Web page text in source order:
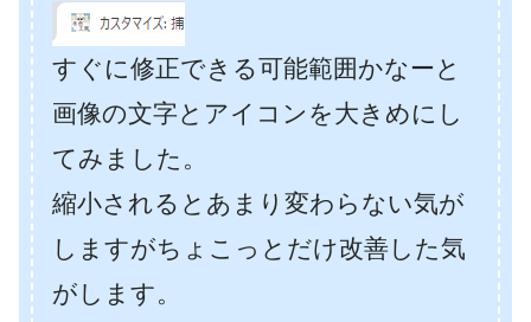
すぐに修正できる可能範囲かなーと
画像の文字とアイコンを大きめにし
てみました。
縮小されるとあまり変わらない気が
しますがちょこっとだけ改善した気
がします。